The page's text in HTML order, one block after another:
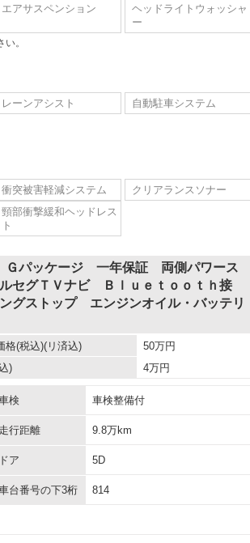
エアサスペンション
ヘッドライトウォッシャ
ー
。
レーンアシスト
自動駐車システム
衝突被害軽減システム
クリアランスソナー
頸部衝撃緩和ヘッドレス
ト
Ｇパッケージ 一年保証 両側パワース
セグＴＶナビ Ｂｌｕｅｔｏｏｔｈ接
ストップ エンジンオイル・バッテリ
格(税込)(リ済込) 50万円
) 4万円
検 車検整備付
走行距離 9.8万km
ドア 5D
台番号の下3桁 814